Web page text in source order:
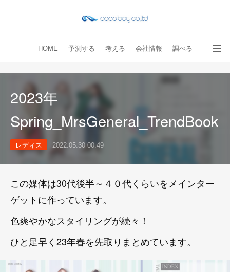
HOME 予測する 考える 会社情報 調べる
お問い合わせ
2023年
Spring_MrsGeneral_TrendBook
レディス 2022.05.30 00:49
この媒体は30代後半～４０代くらいをメインター
ゲットに作っています。
色爽やかなスタイリングが続々！
ひと足早く23年春を先取りまとめています。